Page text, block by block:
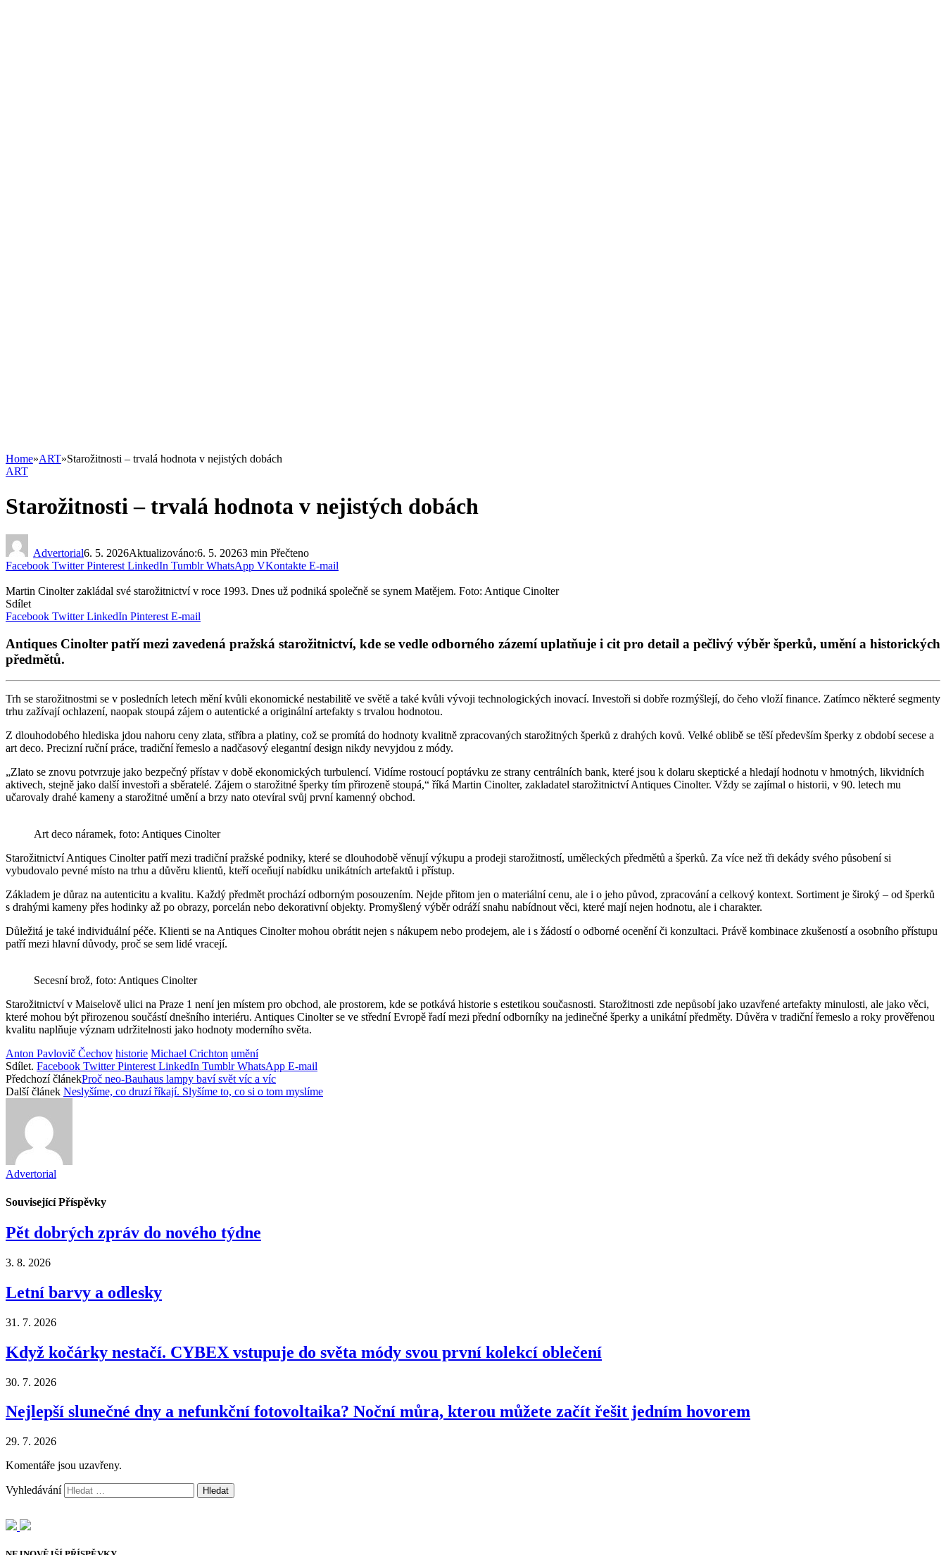
Home»ART»Starožitnosti – trvalá hodnota v nejistých dobách
ART
Starožitnosti – trvalá hodnota v nejistých dobách
Advertorial6. 5. 2026Aktualizováno:6. 5. 20263 min Přečteno
Facebook Twitter Pinterest LinkedIn Tumblr WhatsApp VKontakte E-mail
Martin Cinolter zakládal své starožitnictví v roce 1993. Dnes už podniká společně se synem Matějem. Foto: Antique Cinolter
Sdílet
Facebook Twitter LinkedIn Pinterest E-mail
Antiques Cinolter patří mezi zavedená pražská starožitnictví, kde se vedle odborného zázemí uplatňuje i cit pro detail a pečlivý výběr šperků, umění a historických
předmětů.
Trh se starožitnostmi se v posledních letech mění kvůli ekonomické nestabilitě ve světě a také kvůli vývoji technologických inovací. Investoři si dobře rozmýšlejí, do čeho vloží finance. Zatímco některé segmenty
trhu zažívají ochlazení, naopak stoupá zájem o autentické a originální artefakty s trvalou hodnotou.
Z dlouhodobého hlediska jdou nahoru ceny zlata, stříbra a platiny, což se promítá do hodnoty kvalitně zpracovaných starožitných šperků z drahých kovů. Velké oblibě se těší především šperky z období secese a
art deco. Precizní ruční práce, tradiční řemeslo a nadčasový elegantní design nikdy nevyjdou z módy.
„Zlato se znovu potvrzuje jako bezpečný přístav v době ekonomických turbulencí. Vidíme rostoucí poptávku ze strany centrálních bank, které jsou k dolaru skeptické a hledají hodnotu v hmotných, likvidních
aktivech, stejně jako další investoři a sběratelé. Zájem o starožitné šperky tím přirozeně stoupá,“ říká Martin Cinolter, zakladatel starožitnictví Antiques Cinolter. Vždy se zajímal o historii, v 90. letech mu
učarovaly drahé kameny a starožitné umění a brzy nato otevíral svůj první kamenný obchod.
Art deco náramek, foto: Antiques Cinolter
Starožitnictví Antiques Cinolter patří mezi tradiční pražské podniky, které se dlouhodobě věnují výkupu a prodeji starožitností, uměleckých předmětů a šperků. Za více než tři dekády svého působení si
vybudovalo pevné místo na trhu a důvěru klientů, kteří oceňují nabídku unikátních artefaktů i přístup.
Základem je důraz na autenticitu a kvalitu. Každý předmět prochází odborným posouzením. Nejde přitom jen o materiální cenu, ale i o jeho původ, zpracování a celkový kontext. Sortiment je široký – od šperků
s drahými kameny přes hodinky až po obrazy, porcelán nebo dekorativní objekty. Promyšlený výběr odráží snahu nabídnout věci, které mají nejen hodnotu, ale i charakter.
Důležitá je také individuální péče. Klienti se na Antiques Cinolter mohou obrátit nejen s nákupem nebo prodejem, ale i s žádostí o odborné ocenění či konzultaci. Právě kombinace zkušeností a osobního přístupu
patří mezi hlavní důvody, proč se sem lidé vracejí.
Secesní brož, foto: Antiques Cinolter
Starožitnictví v Maiselově ulici na Praze 1 není jen místem pro obchod, ale prostorem, kde se potkává historie s estetikou současnosti. Starožitnosti zde nepůsobí jako uzavřené artefakty minulosti, ale jako věci,
které mohou být přirozenou součástí dnešního interiéru. Antiques Cinolter se ve střední Evropě řadí mezi přední odborníky na jedinečné šperky a unikátní předměty. Důvěra v tradiční řemeslo a roky prověřenou
kvalitu naplňuje význam udržitelnosti jako hodnoty moderního světa.
Anton Pavlovič Čechov historie Michael Crichton umění
Sdílet. Facebook Twitter Pinterest LinkedIn Tumblr WhatsApp E-mail
Předchozí článekProč neo-Bauhaus lampy baví svět víc a víc
Další článek Neslyšíme, co druzí říkají. Slyšíme to, co si o tom myslíme
Advertorial
SouvisejícíPříspěvky
Pět dobrých zpráv do nového týdne
3. 8. 2026
Letní barvy a odlesky
31. 7. 2026
Když kočárky nestačí. CYBEX vstupuje do světa módy svou první kolekcí oblečení
30. 7. 2026
Nejlepší slunečné dny a nefunkční fotovoltaika? Noční můra, kterou můžete začít řešit jedním hovorem
29. 7. 2026
Komentáře jsou uzavřeny.
Vyhledávání